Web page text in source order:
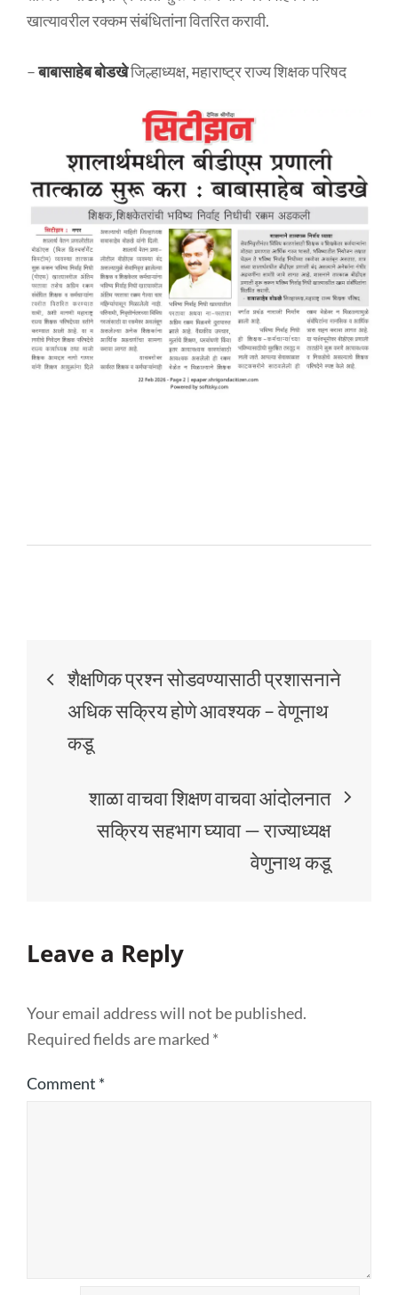
खात्यावरील रक्कम संबंधितांना वितरित करावी.
–बाबासाहेब बोडखेजिल्हाध्यक्ष, महाराष्ट्र राज्य शिक्षक परिषद
शैक्षणिक प्रश्न सोडवण्यासाठी प्रशासनाने
अधिक सक्रिय होणे आवश्यक – वेणूनाथ
कडू
शाळा वाचवा शिक्षण वाचवा आंदोलनात
सक्रिय सहभाग घ्यावा — राज्याध्यक्ष
वेणुनाथ कडू
Leave a Reply
Your email address will not be published.
Required fields are marked *
Comment *